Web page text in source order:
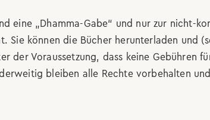
eine „Dhamma-Gabe“ und nur zur nicht-
Sie können die Bücher herunterladen und
der Voraussetzung, dass keine Gebühren
bleiben alle Rechte vorbehalten